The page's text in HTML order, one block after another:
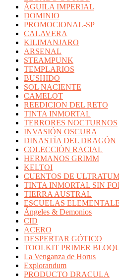
ÁGUILA IMPERIAL
DOMINIO
PROMOCIONAL-SP
CALAVERA
KILIMANJARO
ARSENAL
STEAMPUNK
TEMPLARIOS
BUSHIDO
SOL NACIENTE
CAMELOT
REEDICION DEL RETO
TINTA INMORTAL
TERRORES NOCTURNOS
INVASIÓN OSCURA
DINASTÍA DEL DRAGÓN
COLECCIÓN RACIAL
HERMANOS GRIMM
KELTOI
CUENTOS DE
TINTA INMORTAL SIN
TIERRA AUSTRAL
ESCUELAS
Ángeles & Demonios
CID
ACERO
DESPERTAR GÓTICO
TOOLKIT PRIMER
La Venganza de Horus
Explorandum
PRODUCTO DRACULA